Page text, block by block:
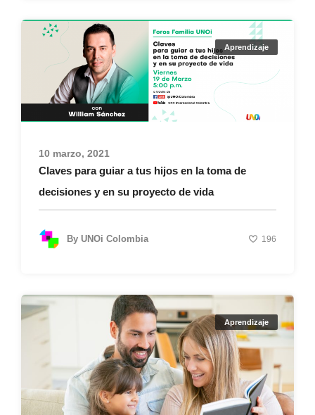
Aprendizaje
10 marzo, 2021
Claves para guiar a tus hijos en la toma de
decisiones y en su proyecto de vida
By UNOi Colombia 196
Aprendizaje